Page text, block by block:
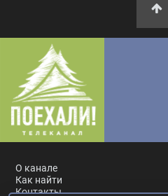
О канале
Как найти
Контакты